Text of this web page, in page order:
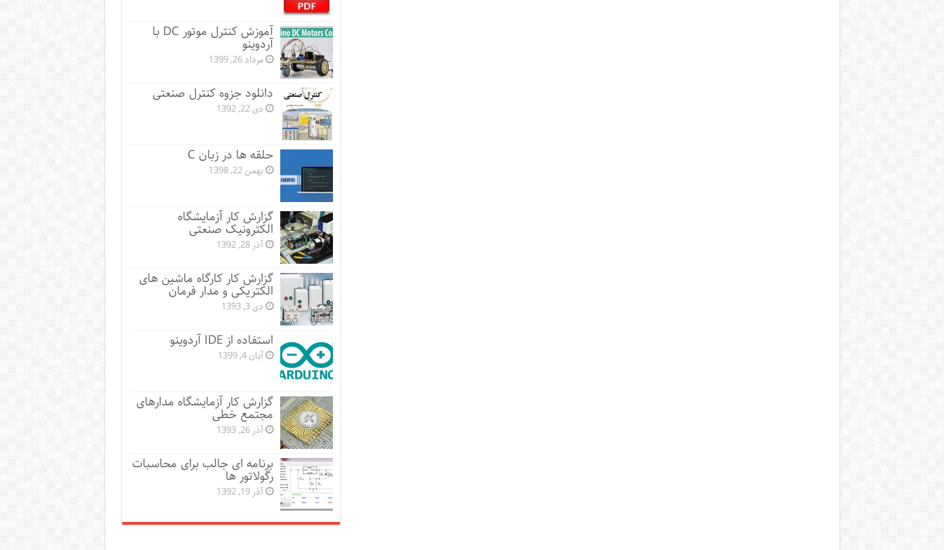
آموزش کنترل موتور DC با
آردوینو
مرداد 26, 1399
دانلود جزوه کنترل صنعتی
دی 22, 1392
حلقه ها در زبان C
بهمن 22, 1398
گزارش کار آزمایشگاه
الکترونیک صنعتی
آذر 28, 1392
گزارش کار کارگاه ماشین های
الکتریکی و مدار فرمان
دی 3, 1393
استفاده از IDE آردوینو
آبان 4, 1399
گزارش کار آزمایشگاه مدارهای
مجتمع خطی
آذر 26, 1393
برنامه ای جالب برای محاسبات
رگولاتور ها
آذر 19, 1392